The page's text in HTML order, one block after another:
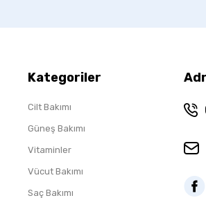
Kategoriler
Cilt Bakımı
Güneş Bakımı
Vitaminler
Vücut Bakımı
Saç Bakımı